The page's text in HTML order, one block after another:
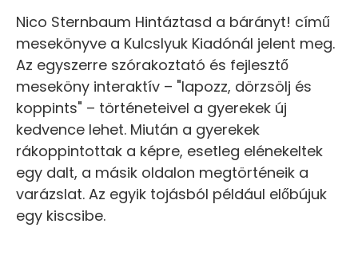
Nico Sternbaum Hintáztasd a bárányt! című
mesekönyve a Kulcslyuk Kiadónál jelent meg.
Az egyszerre szórakoztató és fejlesztő
meseköny interaktív – "lapozz, dörzsölj és
koppints" – történeteivel a gyerekek új
kedvence lehet. Miután a gyerekek
rákoppintottak a képre, esetleg elénekeltek
egy dalt, a másik oldalon megtörténeik a
varázslat. Az egyik tojásból például előbújuk
egy kiscsibe.